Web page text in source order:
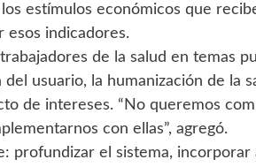
estímulos económicos que
esos indicadores.
de la salud en temas
usuario, la humanización de la
de intereses. “No queremos
con ellas”, agregó.
profundizar el sistema, incorporar